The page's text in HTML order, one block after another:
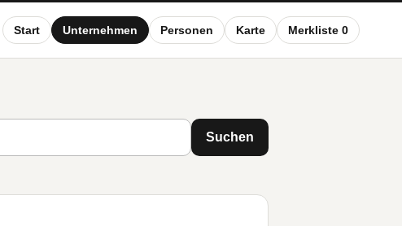
Start Unternehmen Personen Karte Merkliste 0
Suchen